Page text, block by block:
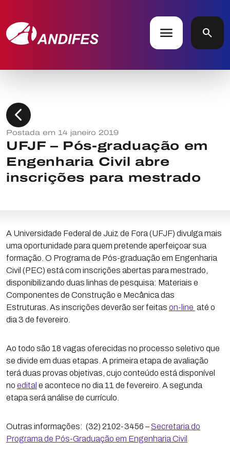
menu search
chevron_left
Postada em 14 janeiro 2019
UFJF – Pós-graduação em
Engenharia Civil abre
inscrições para mestrado
A Universidade Federal de Juiz de Fora (UFJF) divulga mais
uma oportunidade para quem pretende aperfeiçoar sua
formação. O Programa de Pós-graduação em Engenharia
Civil (PEC) está com inscrições abertas para mestrado,
disponibilizando duas linhas de pesquisa: Materiais e
Componentes de Construção e Mecânica das
Estruturas. As inscrições deverão ser feitas on-line até o
dia 3 de fevereiro.
Ao todo são 18 vagas oferecidas no processo seletivo que
se divide em duas etapas. A primeira etapa de avaliação
terá duas provas objetivas, cujo conteúdo está disponível
no edital e acontece no dia 11 de fevereiro. A segunda
etapa será análise de currículo.
Outras informações: (32) 2102-3456 –Secretaria do
Programa de Pós-Graduação em Engenharia Civil